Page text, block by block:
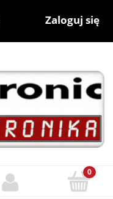
Zaloguj się